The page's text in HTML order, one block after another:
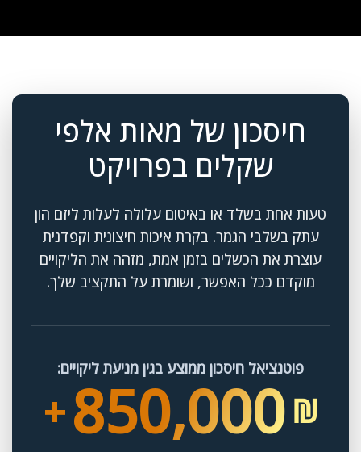
חיסכון של מאות אלפי
שקלים בפרויקט
טעות אחת בשלד או באיטום עלולה לעלות ליזם הון
עתק בשלבי הגמר. בקרת איכות חיצונית וקפדנית
עוצרת את הכשלים בזמן אמת, מזהה את הליקויים
מוקדם ככל האפשר, ושומרת על התקציב שלך.
פוטנציאל חיסכון ממוצע בגין מניעת ליקויים:
+850,000 ₪